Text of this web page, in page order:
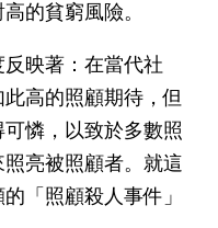
的貧窮風險。
映著：在當代社
高的照顧期待，但
憐，以致於多數照
亮被照顧者。就這
「照顧殺人事件」